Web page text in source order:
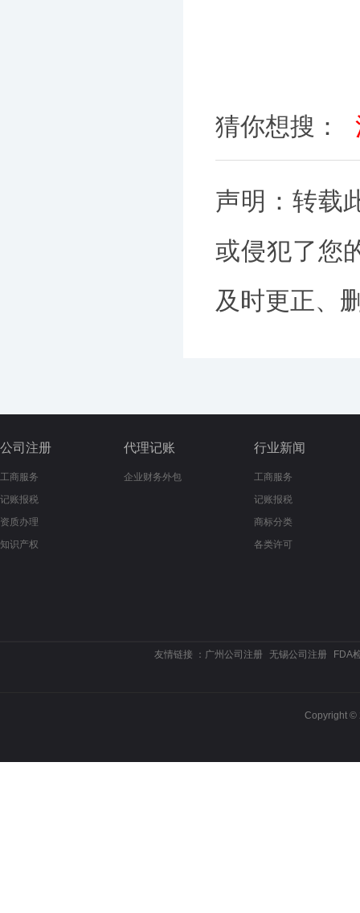
猜你想搜：
声明：转载
或侵犯了您
及时更正、
公司注册
工商服务
记账报税
资质办理
知识产权
代理记账
企业财务外包
行业新闻
工商服务
记账报税
商标分类
各类许可
友情链接 ： 广州公司注册 无锡公司注册 FDA
Copyright ©